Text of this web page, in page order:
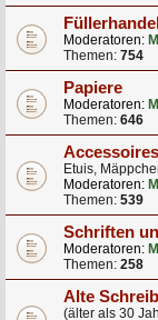
Moderatoren:
Themen: 754
Papiere
Moderatoren:
Themen: 646
Accessoires
Etuis,
Moderatoren:
Themen: 539
Schriften
Moderatoren:
Themen: 258
Alte
(älter als 30